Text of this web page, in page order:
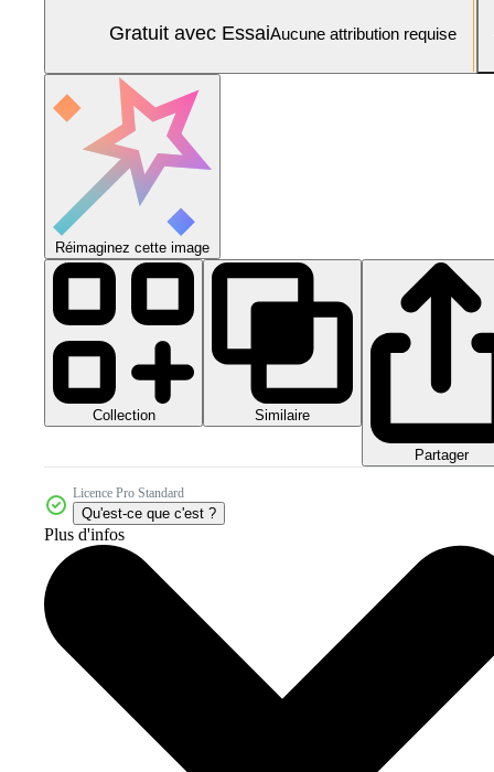
Gratuit avec EssaiAucune attribution requise
Réimaginez cette image
Collection Similaire
Partager
Licence Pro Standard
Qu'est-ce que c'est ?
Plus d'infos